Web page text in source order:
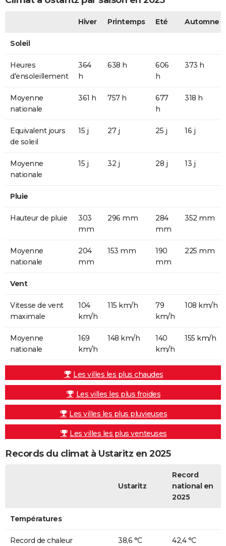
Hiver Printemps Eté Automne
Soleil
Heures
d'ensoleillement
364
h
638 h
606
h
373 h
Moyenne
nationale
361 h 757 h
677
h
318 h
Equivalent jours
de soleil
15 j 27 j 25 j 16 j
Moyenne
nationale
15 j 32 j 28 j 13 j
Pluie
Hauteur de pluie
303
mm
296 mm
284
mm
352 mm
Moyenne
nationale
204
mm
153 mm
190
mm
225 mm
Vent
Vitesse de vent
maximale
104
km/h
115 km/h
79
km/h
108 km/h
Moyenne
nationale
169
km/h
148 km/h
140
km/h
155 km/h
Les villes les plus chaudes
Les villes les plus froides
Les villes les plus pluvieuses
Les villes les plus venteuses
Records du climat à Ustaritz en 2025
Ustaritz
Record
national en
2025
Températures
Record de chaleur 38,6 °C 42,4 °C